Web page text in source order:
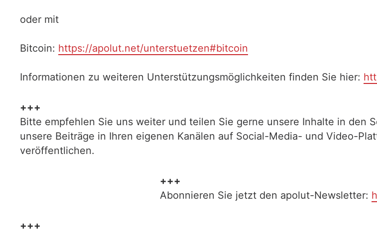
oder mit
Bitcoin: https://apolut.net/unterstuetzen#bitcoin
Informationen zu weiteren Unterstützungsmöglichkeiten finden Sie hier:
+++
Bitte empfehlen Sie uns weiter und teilen Sie gerne unsere Inhalte in den
unsere Beiträge in Ihren eigenen Kanälen auf Social-Media- und Video-
veröffentlichen.
+++
Abonnieren Sie jetzt den apolut-Newsletter:
+++